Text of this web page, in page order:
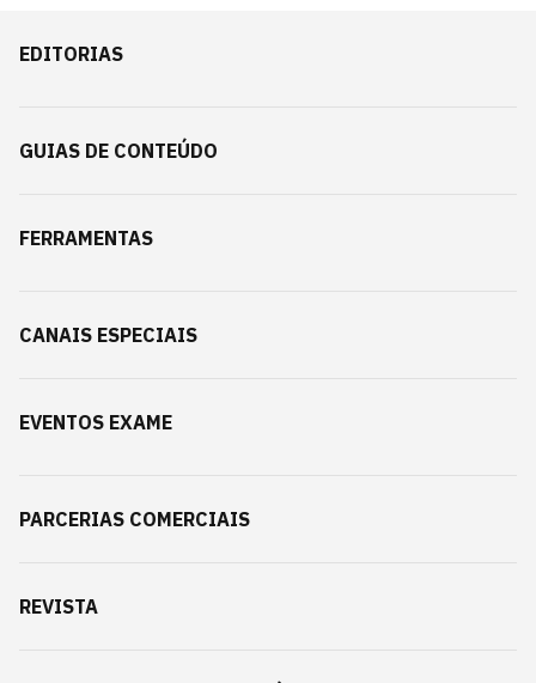
EDITORIAS
GUIAS DE CONTEÚDO
FERRAMENTAS
CANAIS ESPECIAIS
EVENTOS EXAME
PARCERIAS COMERCIAIS
REVISTA